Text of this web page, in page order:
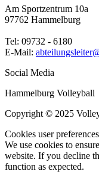
Am Sportzentrum 10a
97762 Hammelburg
Tel: 09732 - 6180
E-Mail:
Social Media
Hammelburg Volleyball
Copyright © 2025
Cookies user preferences
We use cookies to
website. If you decline
function as expected.